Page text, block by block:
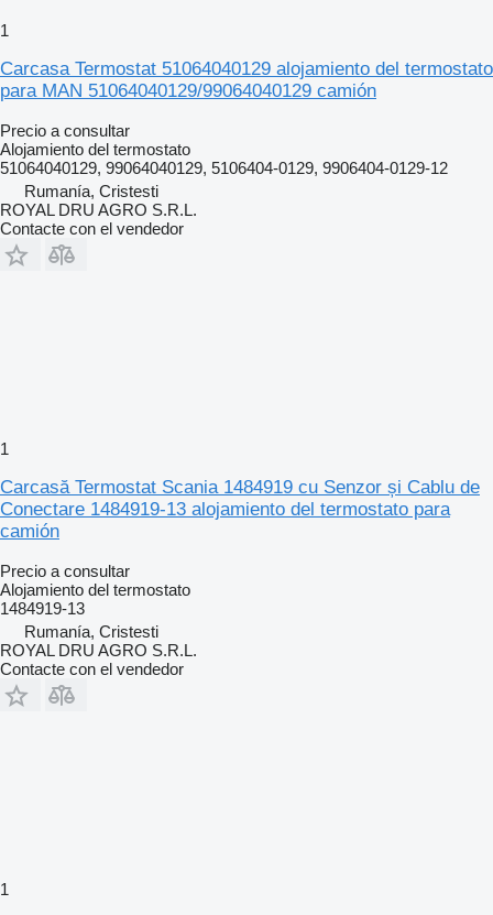
1
Carcasa Termostat 51064040129 alojamiento del termostato
para MAN 51064040129/99064040129 camión
Precio a consultar
Alojamiento del termostato
51064040129, 99064040129, 5106404-0129, 9906404-0129-12
Rumanía, Cristesti
ROYAL DRU AGRO S.R.L.
Contacte con el vendedor
1
Carcasă Termostat Scania 1484919 cu Senzor și Cablu de
Conectare 1484919-13 alojamiento del termostato para
camión
Precio a consultar
Alojamiento del termostato
1484919-13
Rumanía, Cristesti
ROYAL DRU AGRO S.R.L.
Contacte con el vendedor
1